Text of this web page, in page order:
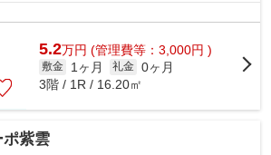
5.2万円 (管理費等：3,000円 )
敷金 1ヶ月 礼金 0ヶ月
3階 / 1R / 16.20㎡
ポ紫雲